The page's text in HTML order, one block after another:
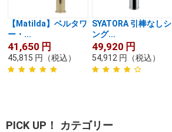
【Matilda】ベルタワ
ー・...
41,650 円
45,815 円 （税込）
SYATORA 引棒なしシ
ング...
49,920 円
54,912 円 （税込）
PICK UP！ カテゴリー